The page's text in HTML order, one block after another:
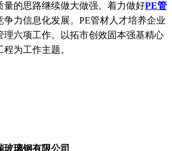
的思路继续做大做强。着力做好PE管
力信息化发展。PE管材人才培养企业
理六项工作。以拓市创效固本强基精心
为工作主题。
璃钢有限公司